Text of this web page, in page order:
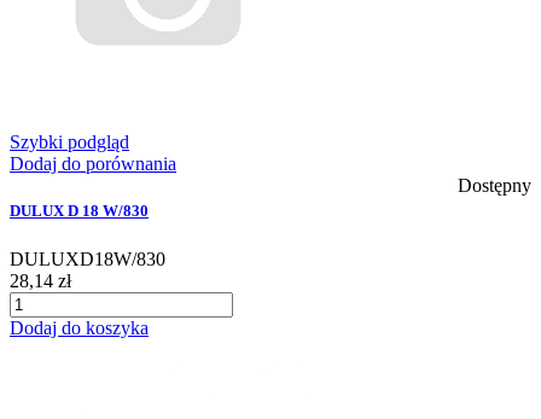
Szybki podgląd
Dodaj do porównania
Dostępny
DULUX D 18 W/830
DULUXD18W/830
28,14 zł
Dodaj do koszyka